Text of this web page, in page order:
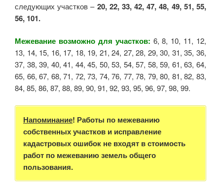
следующих участков – 20, 22, 33, 42, 47, 48, 49, 51, 55,
56, 101.
Межевание возможно для участков: 6, 8, 10, 11, 12,
13, 14, 15, 16, 17, 18, 19, 21, 24, 27, 28, 29, 30, 31, 35, 36,
37, 38, 39, 40, 41, 44, 45, 50, 53, 54, 57, 58, 59, 61, 63, 64,
65, 66, 67, 68, 71, 72, 73, 74, 76, 77, 78, 79, 80, 81, 82, 83,
84, 85, 86, 87, 88, 89, 90, 91, 92, 93, 95, 96, 97, 98, 99.
Напоминание! Работы по межеванию
собственных участков и исправление
кадастровых ошибок не входят в стоимость
работ по межеванию земель общего
пользования.